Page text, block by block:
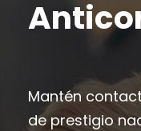
Mantén
de prestigio